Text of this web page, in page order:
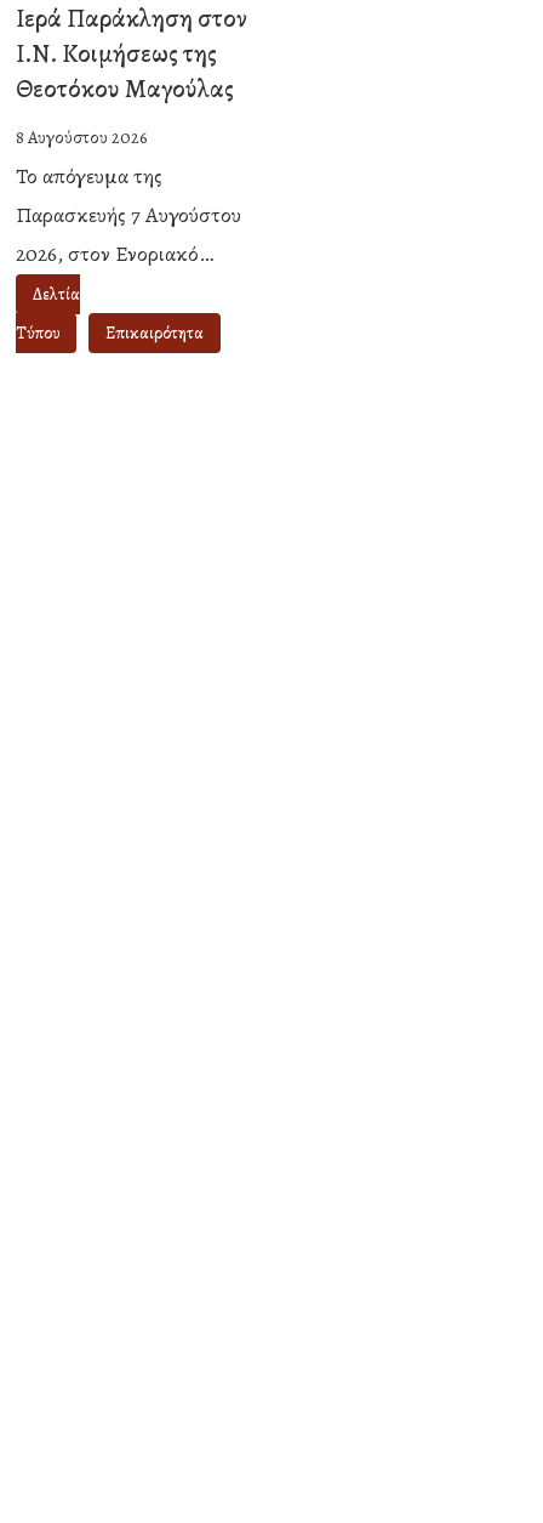
Ιερά
Παράκληση
στον
Ι.Ν.
Κοιμήσεως
της
Θεοτόκου
Μαγούλας
Δελτία
Τύπου
Επικαιρότητα
Ιερά Παράκληση στον
Ι.Ν. Κοιμήσεως της
Θεοτόκου Μαγούλας
8 Αυγούστου 2026
Το απόγευμα της
Παρασκευής 7 Αυγούστου
2026, στον Ενοριακό…